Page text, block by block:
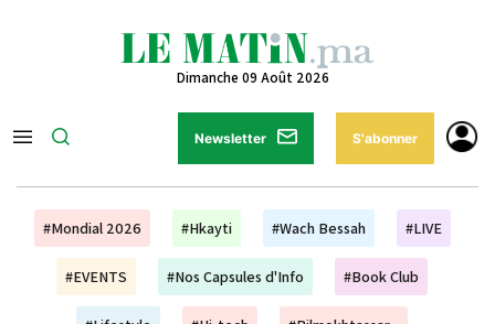
Dimanche 09 Août 2026
Newsletter S'abonner
#Mondial 2026 #Hkayti #Wach Bessah #LIVE
#EVENTS #Nos Capsules d'Info #Book Club